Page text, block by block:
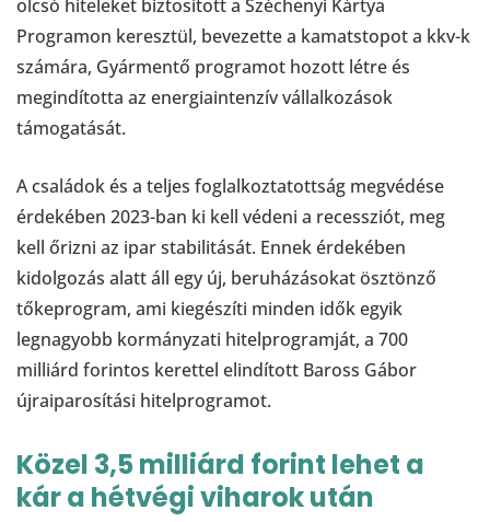
olcsó hiteleket biztosított a Széchenyi Kártya
Programon keresztül, bevezette a kamatstopot a kkv-k
számára, Gyármentő programot hozott létre és
megindította az energiaintenzív vállalkozások
támogatását.
A családok és a teljes foglalkoztatottság megvédése
érdekében 2023-ban ki kell védeni a recessziót, meg
kell őrizni az ipar stabilitását. Ennek érdekében
kidolgozás alatt áll egy új, beruházásokat ösztönző
tőkeprogram, ami kiegészíti minden idők egyik
legnagyobb kormányzati hitelprogramját, a 700
milliárd forintos kerettel elindított Baross Gábor
újraiparosítási hitelprogramot.
Közel 3,5 milliárd forint lehet a
kár a hétvégi viharok után